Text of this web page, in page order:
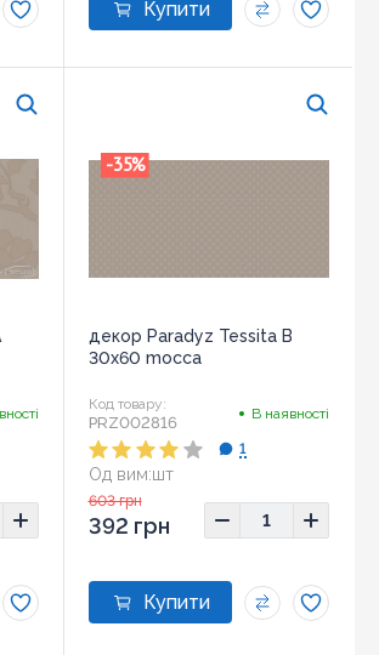
-35%
декор Paradyz Tessita B
30x60 mocca
Код товару:
PRZ002816 В наявності
Од вим:шт
Розмір:
1
603 грн
392 грн